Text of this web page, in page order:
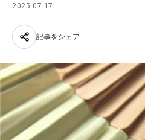
2025.07.17
記事をシェア